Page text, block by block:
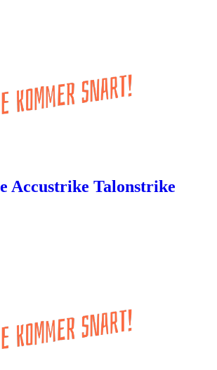
Accustrike Talonstrike